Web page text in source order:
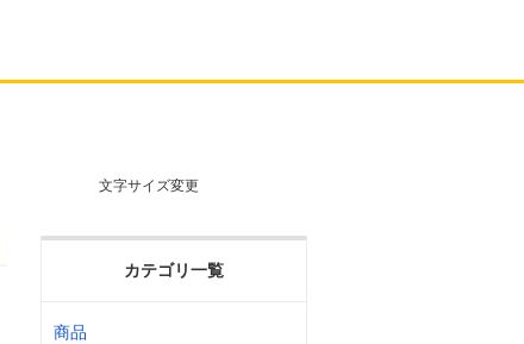
文字サイズ変更
カテゴリ一覧
商品